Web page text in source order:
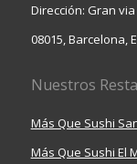
Dirección: Gran
08015, Barcelona,
Nuestros
Más Que Sushi
Más Que Sushi El